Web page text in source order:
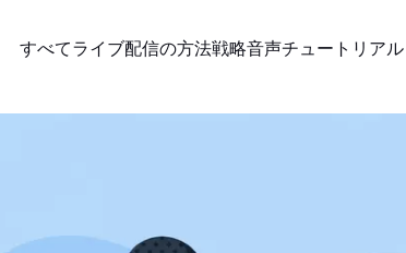
すべてライブ配信の方法戦略音声チュートリアル